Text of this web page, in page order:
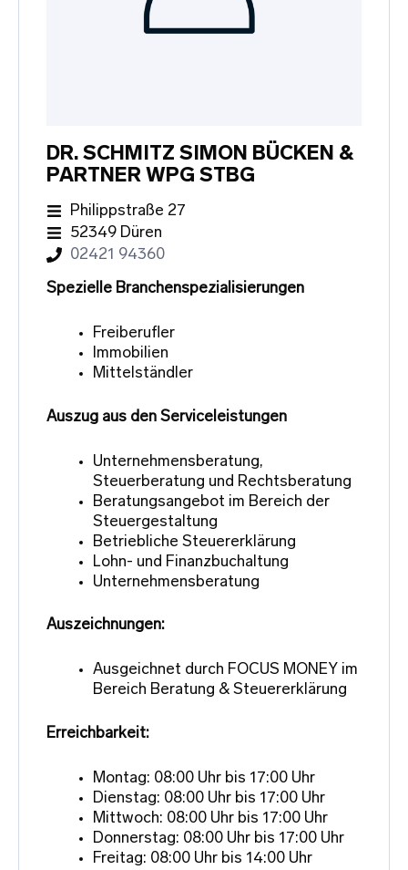
DR. SCHMITZ SIMON BÜCKEN &
PARTNER WPG STBG
Philippstraße 27
52349 Düren
02421 94360
Spezielle Branchenspezialisierungen
Freiberufler
Immobilien
Mittelständler
Auszug aus den Serviceleistungen
Unternehmensberatung,
Steuerberatung und Rechtsberatung
Beratungsangebot im Bereich der
Steuergestaltung
Betriebliche Steuererklärung
Lohn- und Finanzbuchaltung
Unternehmensberatung
Auszeichnungen:
Ausgeichnet durch FOCUS MONEY im
Bereich Beratung & Steuererklärung
Erreichbarkeit:
Montag: 08:00 Uhr bis 17:00 Uhr
Dienstag: 08:00 Uhr bis 17:00 Uhr
Mittwoch: 08:00 Uhr bis 17:00 Uhr
Donnerstag: 08:00 Uhr bis 17:00 Uhr
Freitag: 08:00 Uhr bis 14:00 Uhr